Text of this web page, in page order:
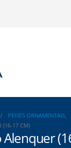
PEIXES ORNAMENTAIS,
(16-17 CM)